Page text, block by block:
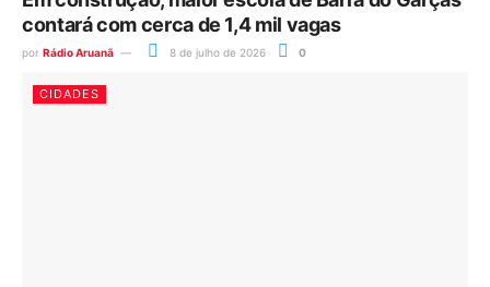
contará com cerca de 1,4 mil vagas
por Rádio Aruanã 8 de julho de 2026 0
CIDADES